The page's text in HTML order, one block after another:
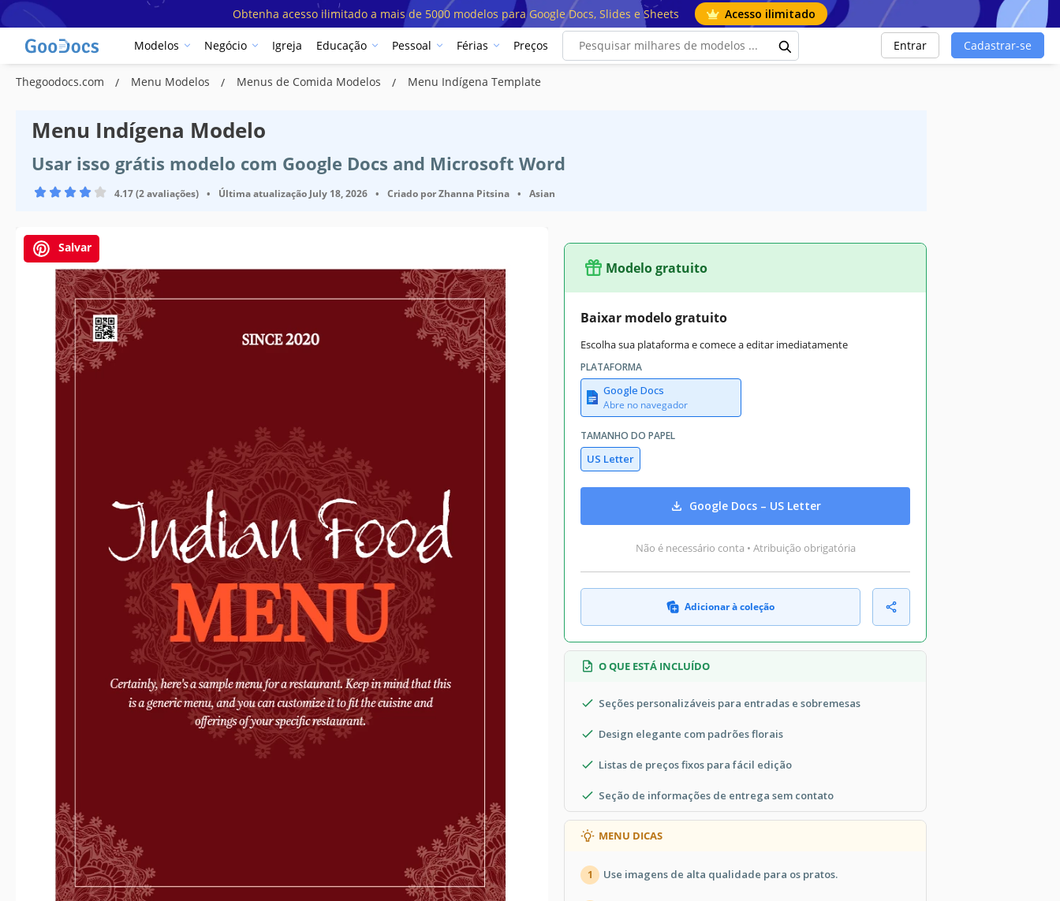
Obtenha acesso ilimitado a mais de 5000 modelos para Google Docs, Slides e Sheets Acesso ilimitado
Modelos Negócio Igreja Educação Pessoal Férias Preços Entrar Cadastrar-se
Thegoodocs.com Menu Modelos Menus de Comida Modelos Menu Indígena Template
Menu Indígena Modelo
Usar isso grátis modelo com Google Docs and Microsoft Word
4.17 (2 avaliações) • Última atualização July 18, 2026 • Criado porZhanna Pitsina • Asian
Salvar
Modelo gratuito
Baixar modelo gratuito
Escolha sua plataforma e comece a editar imediatamente
PLATAFORMA
Google Docs
Abre no navegador
TAMANHO DO PAPEL
US Letter
Google Docs – US Letter
Não é necessário conta • Atribuição obrigatória
Adicionar à coleção
O QUE ESTÁ INCLUÍDO
Seções personalizáveis para entradas e sobremesas
Design elegante com padrões florais
Listas de preços fixos para fácil edição
Seção de informações de entrega sem contato
MENU DICAS
1 Use imagens de alta qualidade para os pratos.